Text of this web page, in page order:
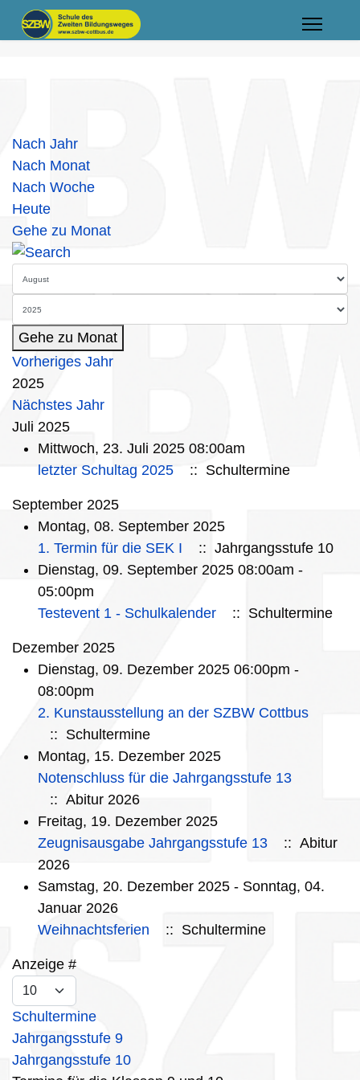
Nach Jahr
Nach Monat
Nach Woche
Heute
Gehe zu Monat
Gehe zu Monat
Vorheriges Jahr
2025
Nächstes Jahr
Juli 2025
Mittwoch, 23. Juli 2025 08:00am
letzter Schultag 2025
:: Schultermine
September 2025
Montag, 08. September 2025
1. Termin für die SEK I
:: Jahrgangsstufe 10
Dienstag, 09. September 2025 08:00am -
05:00pm
Testevent 1 - Schulkalender
:: Schultermine
Dezember 2025
Dienstag, 09. Dezember 2025 06:00pm -
08:00pm
2. Kunstausstellung an der SZBW Cottbus
:: Schultermine
Montag, 15. Dezember 2025
Notenschluss für die Jahrgangsstufe 13
:: Abitur 2026
Freitag, 19. Dezember 2025
Zeugnisausgabe Jahrgangsstufe 13
:: Abitur
2026
Samstag, 20. Dezember 2025 - Sonntag, 04.
Januar 2026
Weihnachtsferien
:: Schultermine
Limite der Paginierungsliste
Anzeige #
Schultermine
Jahrgangsstufe 9
Jahrgangsstufe 10